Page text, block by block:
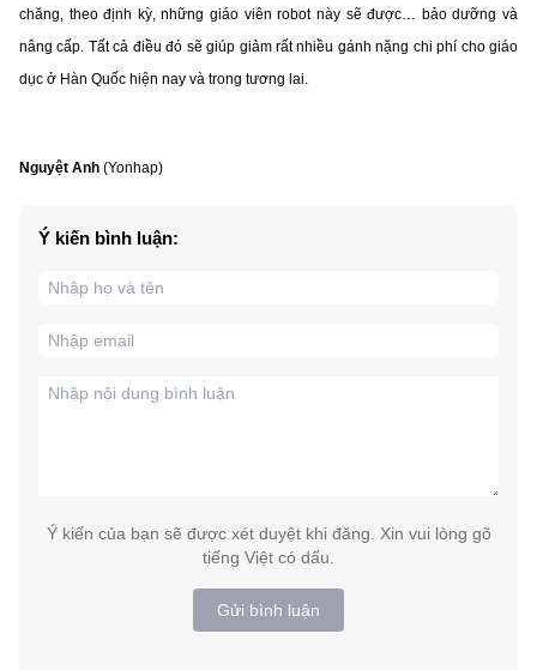
chăng, theo định kỳ, những giáo viên robot này sẽ được… bảo dưỡng và
nâng cấp. Tất cả điều đó sẽ giúp giảm rất nhiều gánh nặng chi phí cho giáo
dục ở Hàn Quốc hiện nay và trong tương lai.
Nguyệt Anh (Yonhap)
Ý kiến bình luận:
Ý kiến của bạn sẽ được xét duyệt khi đăng. Xin vui lòng gõ
tiếng Việt có dấu.
Gửi bình luận